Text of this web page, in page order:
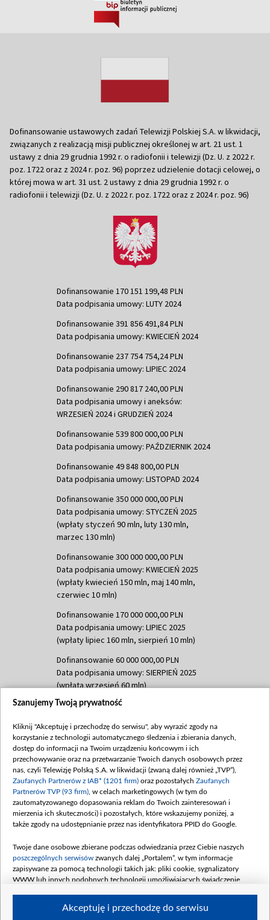
Dofinansowanie ustawowych zadań Telewizji Polskiej S.A. w likwidacji,
związanych z realizacją misji publicznej określonej w art. 21 ust. 1
ustawy z dnia 29 grudnia 1992 r. o radiofonii i telewizji (Dz. U. z 2022 r.
poz. 1722 oraz z 2024 r. poz. 96) poprzez udzielenie dotacji celowej, o
której mowa w art. 31 ust. 2 ustawy z dnia 29 grudnia 1992 r. o
radiofonii i telewizji (Dz. U. z 2022 r. poz. 1722 oraz z 2024 r. poz. 96)
Dofinansowanie 170 151 199,48 PLN
Data podpisania umowy: LUTY 2024
Dofinansowanie 391 856 491,84 PLN
Data podpisania umowy: KWIECIEŃ 2024
Dofinansowanie 237 754 754,24 PLN
Data podpisania umowy: LIPIEC 2024
Dofinansowanie 290 817 240,00 PLN
Data podpisania umowy i aneksów:
WRZESIEŃ 2024 i GRUDZIEŃ 2024
Dofinansowanie 539 800 000,00 PLN
Data podpisania umowy: PAŹDZIERNIK 2024
Dofinansowanie 49 848 800,00 PLN
Data podpisania umowy: LISTOPAD 2024
Dofinansowanie 350 000 000,00 PLN
Data podpisania umowy: STYCZEŃ 2025
(wpłaty styczeń 90 mln, luty 130 mln,
marzec 130 mln)
Dofinansowanie 300 000 000,00 PLN
Data podpisania umowy: KWIECIEŃ 2025
(wpłaty kwiecień 150 mln, maj 140 mln,
czerwiec 10 mln)
Dofinansowanie 170 000 000,00 PLN
Data podpisania umowy: LIPIEC 2025
(wpłaty lipiec 160 mln, sierpień 10 mln)
Dofinansowanie 60 000 000,00 PLN
Data podpisania umowy: SIERPIEŃ 2025
(wpłata wrzesień 60 mln)
Dofinansowanie 635 783 051,21 PLN
(wpłata wrzesień 100 mln, październik 350
mln, listopad 265 mln)
Dofinansowanie 48 862 000,00 PLN
Data podpisania umowy: GRUDZIEŃ 2025
(wpłata grudzień 60,548 mln)
Dofinansowanie 900 000 000,00 PLN
Data podpisania umowy: LUTY 2026 (wpłata
kwiecień 180 mln, 7 maja 180 mln, 8
czerwca 90 mln)
Dofinansowanie 250 000 000,00 PLN
4 sierpnia 250 mln
Szanujemy Twoją prywatność
Kliknij "Akceptuję i przechodzę do serwisu", aby wyrazić zgody na
korzystanie z technologii automatycznego śledzenia i zbierania danych,
dostęp do informacji na Twoim urządzeniu końcowym i ich
przechowywanie oraz na przetwarzanie Twoich danych osobowych przez
nas, czyli Telewizję Polską S.A. w likwidacji (zwaną dalej również „TVP”),
Zaufanych Partnerów z IAB* (1201 firm) oraz pozostałych Zaufanych
Partnerów TVP (93 firm) , w celach marketingowych (w tym do
zautomatyzowanego dopasowania reklam do Twoich zainteresowań i
mierzenia ich skuteczności) i pozostałych, które wskazujemy poniżej, a
także zgody na udostępnianie przez nas identyfikatora PPID do Google.
Twoje dane osobowe zbierane podczas odwiedzania przez Ciebie naszych
poszczególnych serwisów zwanych dalej „Portalem”, w tym informacje
zapisywane za pomocą technologii takich jak: pliki cookie, sygnalizatory
WWW lub innych podobnych technologii umożliwiających świadczenie
Akceptuję i przechodzę do serwisu